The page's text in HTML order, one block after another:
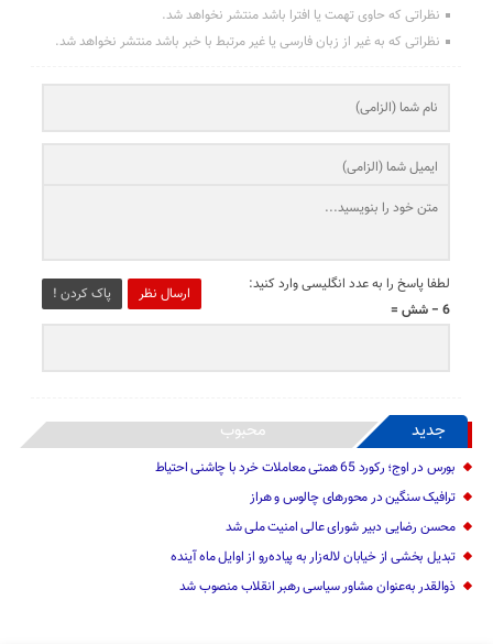
نظراتی که حاوی تهمت یا افترا باشد منتشر نخواهد شد.
نظراتی که به غیر از زبان فارسی یا غیر مرتبط با خبر باشد منتشر نخواهد شد.
ارسال نظر پاک کردن !
لطفا پاسخ را به عدد انگلیسی وارد کنید:
6 − شش =
جدید محبوب
بورس در اوج؛ رکورد 65 همتی معاملات خرد با چاشنی احتیاط
ترافیک سنگین در محورهای چالوس و هراز
محسن رضایی دبیر شورای عالی امنیت ملی شد
تبدیل بخشی از خیابان لاله‌زار به پیاده‌رو از اوایل ماه آینده
ذوالقدر به‌عنوان مشاور سیاسی رهبر انقلاب منصوب شد